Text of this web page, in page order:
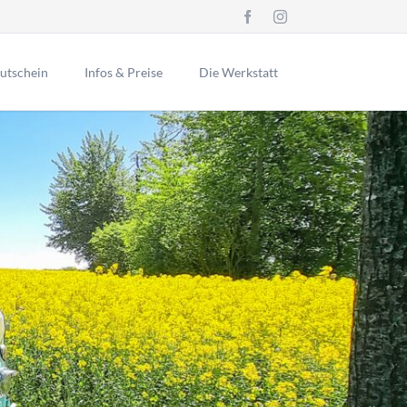
Mercedes 200 D Heckflosse
VW Bulli T2a '69
Infos & Preise
Hinweise
Die Werkstatt